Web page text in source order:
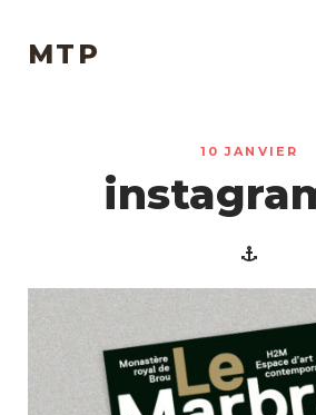
MTP
10 JANVIER